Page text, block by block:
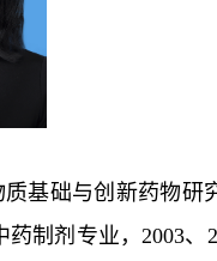
基础与创新药物研
制剂专业， 2003、